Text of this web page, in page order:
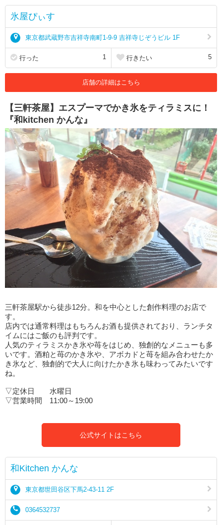
氷屋ぴぃす
東京都武蔵野市吉祥寺南町1-9-9 吉祥寺じぞうビル 1F
行った 1 行きたい 5
店舗の詳細はこちら
【三軒茶屋】エスプーマでかき氷をティラミスに！
『和kitchen かんな』
三軒茶屋駅から徒歩12分。和を中心とした創作料理のお店で
す。
店内では通常料理はもちろんお酒も提供されており、ランチタ
イムにはご飯のも評判です。
人気のティラミスかき氷や苺をはじめ、独創的なメニューも多
いです。酒粕と苺のかき氷や、アボカドと苺を組み合わせたか
き氷など、独創的で大人に向けたかき氷も味わってみたいです
ね。
▽定休日 水曜日
▽営業時間 11:00～19:00
公式サイトはこちら
和Kitchen かんな
東京都世田谷区下馬2-43-11 2F
0364532737